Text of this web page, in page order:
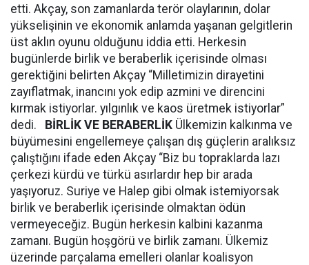
etti. Akçay, son zamanlarda terör olaylarının, dolar
yükselişinin ve ekonomik anlamda yaşanan gelgitlerin
üst aklın oyunu olduğunu iddia etti. Herkesin
bugünlerde birlik ve beraberlik içerisinde olması
gerektiğini belirten Akçay “Milletimizin dirayetini
zayıflatmak, inancını yok edip azmini ve direncini
kırmak istiyorlar. yılgınlık ve kaos üretmek istiyorlar”
dedi.
BİRLİK VE BERABERLİK Ülkemizin kalkınma ve
büyümesini engellemeye çalışan dış güçlerin aralıksız
çalıştığını ifade eden Akçay “Biz bu topraklarda lazı
çerkezi kürdü ve türkü asırlardır hep bir arada
yaşıyoruz. Suriye ve Halep gibi olmak istemiyorsak
birlik ve beraberlik içerisinde olmaktan ödün
vermeyeceğiz. Bugün herkesin kalbini kazanma
zamanı. Bugün hoşgörü ve birlik zamanı. Ülkemiz
üzerinde parçalama emelleri olanlar koalisyon